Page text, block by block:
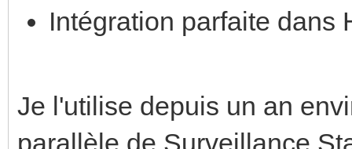
Intégration parfaite dans
Je l'utilise depuis un an
parallèle de Surveillance